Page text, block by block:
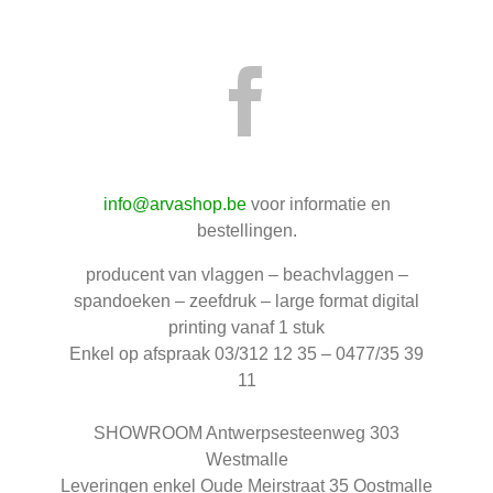
Toevoegen aan
winkelwagen
Details
Beachvlag 250 * 80 cm
105,00
tot
Onze beachvlaggen, supersnel inzetbaar!
info@arvashop.bevoor informatie en
bestellingen.
producent van vlaggen – beachvlaggen –
spandoeken – zeefdruk – large format digital
printing vanaf 1 stuk
Enkel op afspraak 03/312 12 35 – 0477/35 39
11
SHOWROOM Antwerpsesteenweg 303
Westmalle
Leveringen enkel Oude Meirstraat 35 Oostmalle